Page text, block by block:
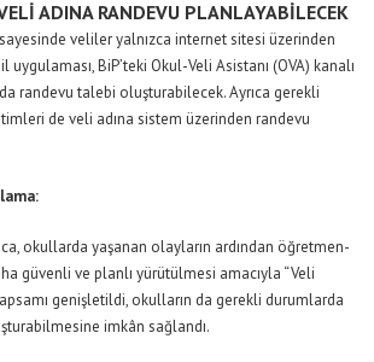
ADINA RANDEVU PLANLAYABİLECEK
veliler yalnızca internet sitesi üzerinden
uygulaması, BiP’teki Okul-Veli Asistanı (OVA) kanalı
da randevu talebi oluşturabilecek. Ayrıca gerekli
de veli adına sistem üzerinden randevu
okullarda yaşanan olayların ardından öğretmen-
güvenli ve planlı yürütülmesi amacıyla “Veli
genişletildi, okulların da gerekli durumlarda
imkân sağlandı.